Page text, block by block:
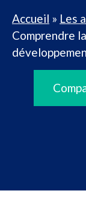
Accueil » Les
Comprendre